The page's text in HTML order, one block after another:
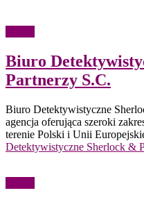
Biuro
Partnerzy S.C.
Biuro Detektywistyczne
agencja oferująca szeroki
terenie Polski i Unii
Detektywistyczne Sherlock &